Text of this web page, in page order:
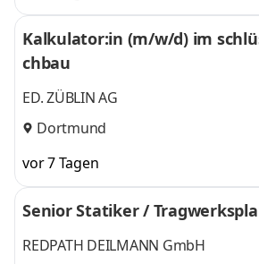
Kalkulator:in (m/w/d) im
chbau
ED. ZÜBLIN AG
Dortmund
vor 7 Tagen
Senior Statiker /
REDPATH DEILMANN GmbH